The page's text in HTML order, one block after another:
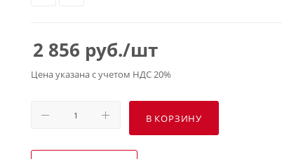
2 856 руб./шт
Цена указана с учетом НДС 20%
В КОРЗИНУ